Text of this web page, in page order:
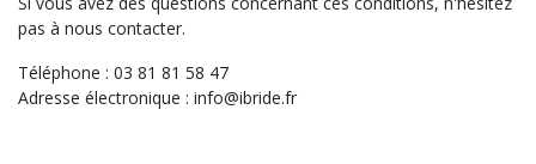
pas à nous contacter.
Téléphone : 03 81 81 58 47
Adresse électronique : info@ibride.fr